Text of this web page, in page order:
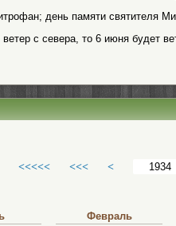
день памяти святителя
с севера, то 6 июня будет
<<<<< <<< <
Февраль